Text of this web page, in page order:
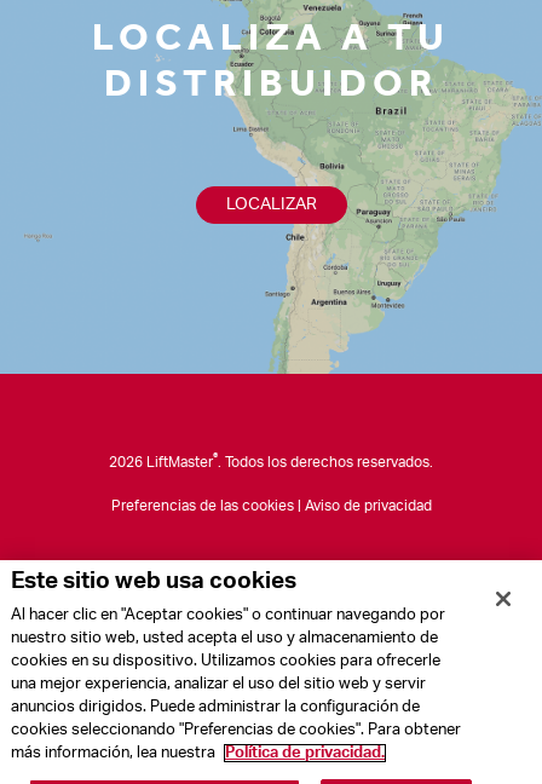
LOCALIZA A TU
DISTRIBUIDOR
LOCALIZAR
2026 LiftMaster® . Todos los derechos reservados.
Preferencias de las cookies| Aviso de privacidad
Este sitio web usa cookies
Al hacer clic en "Aceptar cookies" o continuar navegando por
nuestro sitio web, usted acepta el uso y almacenamiento de
cookies en su dispositivo. Utilizamos cookies para ofrecerle
una mejor experiencia, analizar el uso del sitio web y servir
anuncios dirigidos. Puede administrar la configuración de
cookies seleccionando "Preferencias de cookies". Para obtener
más información, lea nuestra
Política de privacidad.